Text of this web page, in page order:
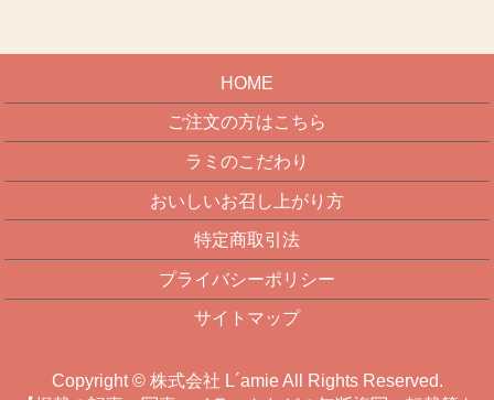
HOME
ご注文の方はこちら
ラミのこだわり
おいしいお召し上がり方
特定商取引法
プライバシーポリシー
サイトマップ
Copyright © 株式会社 L´amie All Rights Reserved.